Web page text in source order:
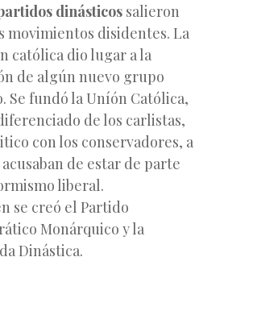
dinásticos salieron
movimientos disidentes. La
católica dio lugar a la
de algún nuevo grupo
Se fundó la Uníón Católica,
de los carlistas,
con los conservadores, a
de estar de parte
liberal.
se creó el Partido
Monárquico y la
Dinástica.